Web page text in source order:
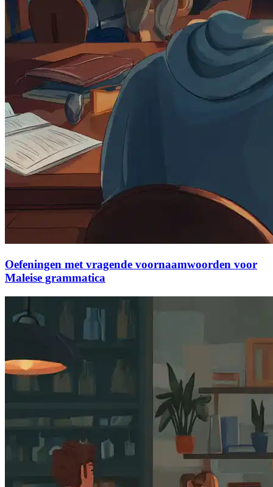
Oefeningen met vragende voornaamwoorden voor
Maleise grammatica